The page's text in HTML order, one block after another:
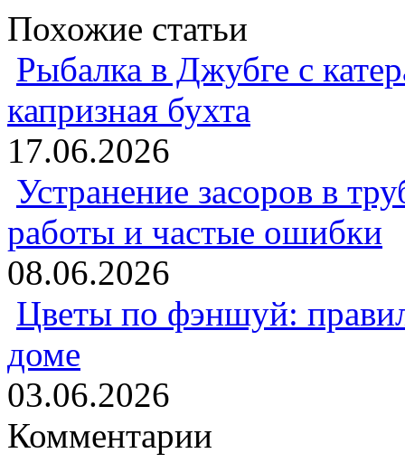
Похожие статьи
Рыбалка в Джубге с
капризная бухта
17.06.2026
Устранение засоров в
работы и частые ошибки
08.06.2026
Цветы по фэншуй:
доме
03.06.2026
Комментарии